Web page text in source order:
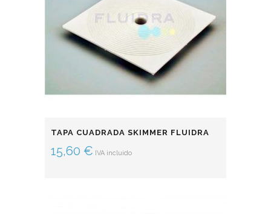
TAPA CUADRADA SKIMMER FLUIDRA
15,60 € IVA incluido